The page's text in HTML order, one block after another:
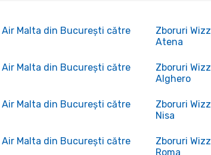
Air Malta din București către
Zboruri
Atena
Air Malta din București către
Zboruri
Alghero
Air Malta din București către
Zboruri
Nisa
Air Malta din București către
Zboruri
Roma